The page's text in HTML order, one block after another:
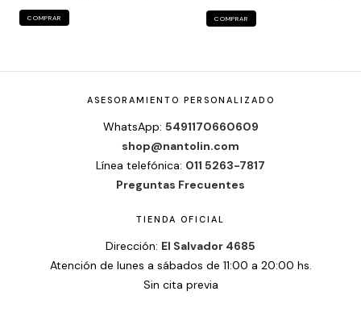
COMPRAR COMPRAR
ASESORAMIENTO PERSONALIZADO
WhatsApp: 5491170660609
shop@nantolin.com
Línea telefónica: 011 5263-7817
Preguntas Frecuentes
TIENDA OFICIAL
Dirección: El Salvador 4685
Atención de lunes a sábados de 11:00 a 20:00 hs.
Sin cita previa